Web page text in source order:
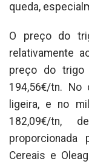
queda,
O preço do
relativamente
preço do trigo
194,56€/tn.
ligeira, e no
182,09€/tn,
Cereais e